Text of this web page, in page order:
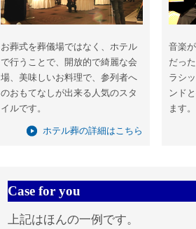
お葬式を葬儀場ではなく、ホテル
で行うことで、開放的で綺麗な会
場、美味しいお料理で、参列者へ
のおもてなしが出来る人気のスタ
イルです。
ホテル葬の詳細はこちら
音楽
だっ
ラシ
ンド
ます。
Case for you
上記はほんの一例です。